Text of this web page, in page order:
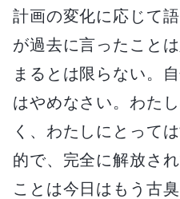
計画の変化に応じて
が過去に言ったこと
まるとは限らない。
はやめなさい。わた
く、わたしにとって
的で、完全に解放さ
ことは今日はもう古